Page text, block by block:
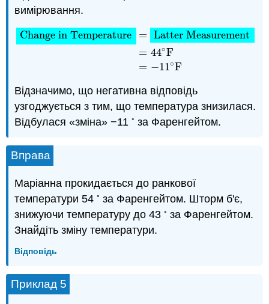
вимірювання.
Change in Temperature = Latter Measurement
= 44∘F
= −11∘F
Change in Temperature= Latter Measurement−
Відзначимо, що негативна відповідь
узгоджується з тим, що температура знизилася.
Відбулася «зміна» −11◦ за Фаренгейтом.
Вправа
Маріанна прокидається до ранкової
температури 54◦ за Фаренгейтом. Шторм б'є,
знижуючи температуру до 43◦ за Фаренгейтом.
Знайдіть зміну температури.
Відповідь
Приклад 5